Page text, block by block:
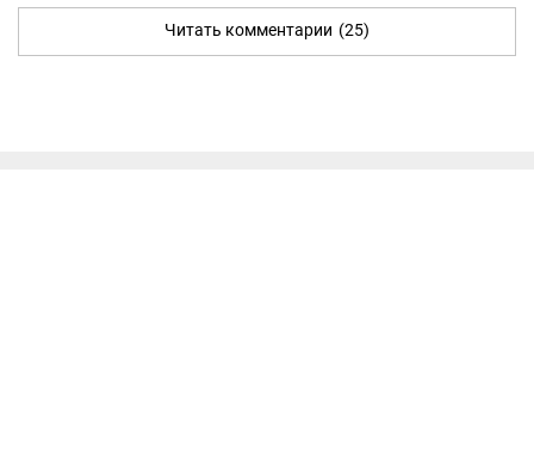
Читать комментарии (25)